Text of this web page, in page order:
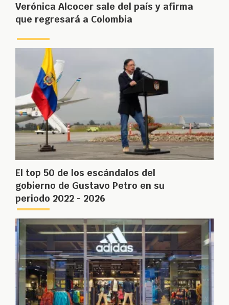
Verónica Alcocer sale del país y afirma
que regresará a Colombia
El top 50 de los escándalos del
gobierno de Gustavo Petro en su
periodo 2022 - 2026